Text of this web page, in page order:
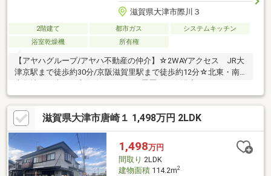
滋賀県大津市際川３
2階建て 都市ガス
システムキッチン
浴室乾燥機
所有権
【アヤハグループ/アヤハ不動産の仲介】☆2WAYアクセス JR大
津京駅まで徒歩約30分/京阪滋賀里駅まで徒歩約12分☆北東・南
ウナ付き浴室暖房乾燥機設置☆システムキッチン（3口ガスコン
ロ）＊売主の契約不適合責任免責＊増築未登記部分有り（約20
㎡）＊3戸1住戸滋賀県大津市唐崎１ 1,498万円 2LDK
1,498万円
間取り 2LDK
建物面積114.2m2